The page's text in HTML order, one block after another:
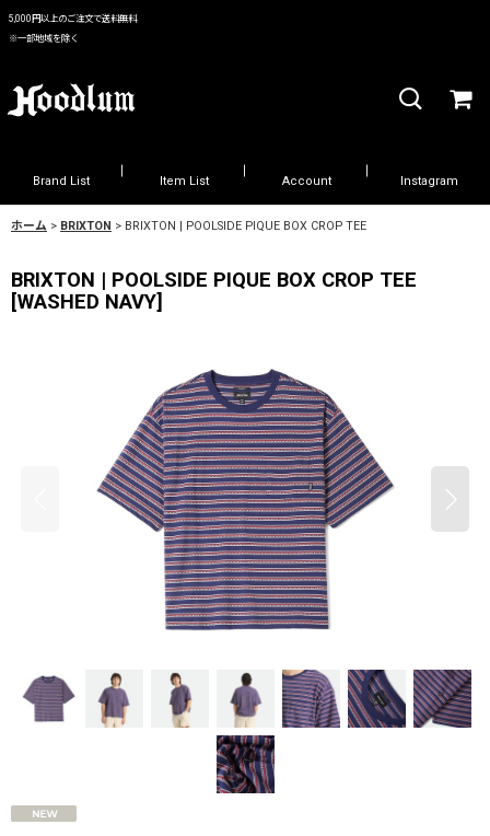
5,000円以上のご注文で送料無料
※一部地域を除く
Brand List Item List Account Instagram
ホーム > BRIXTON > BRIXTON | POOLSIDE PIQUE BOX CROP TEE
BRIXTON | POOLSIDE PIQUE BOX CROP TEE
[WASHED NAVY]